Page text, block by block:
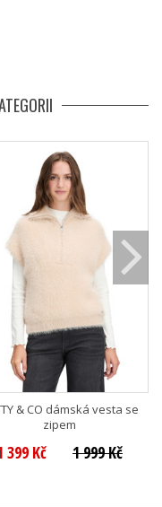
& CO dámská vesta se
zipem
399 Kč 1 999 Kč